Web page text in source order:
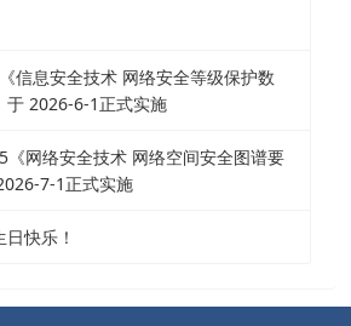
信息安全技术 网络安全等级保护数
于 2026-6-1正式实施
《网络安全技术 网络空间安全图谱要
7-1正式实施
快乐！